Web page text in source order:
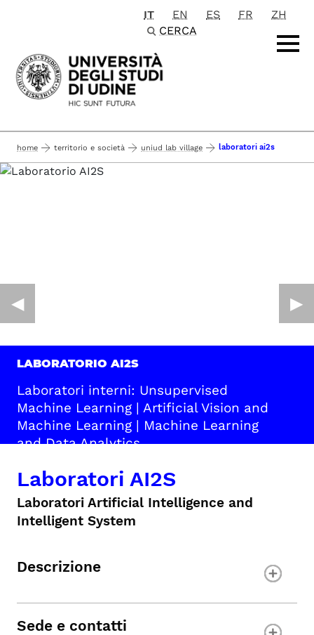
Passa al contenuto principale
IT EN ES FR
ZH
CERCA
home territorio e società uniud lab village laboratori ai2s
LABORATORIO AI2S
Laboratori interni: Unsupervised
Machine Learning | Artificial Vision and
Machine Learning | Machine Learning
and Data Analytics
◀︎ ▶︎
Laboratori AI2S
Laboratori Artificial Intelligence and
Intelligent System
Descrizione
Sede e contatti